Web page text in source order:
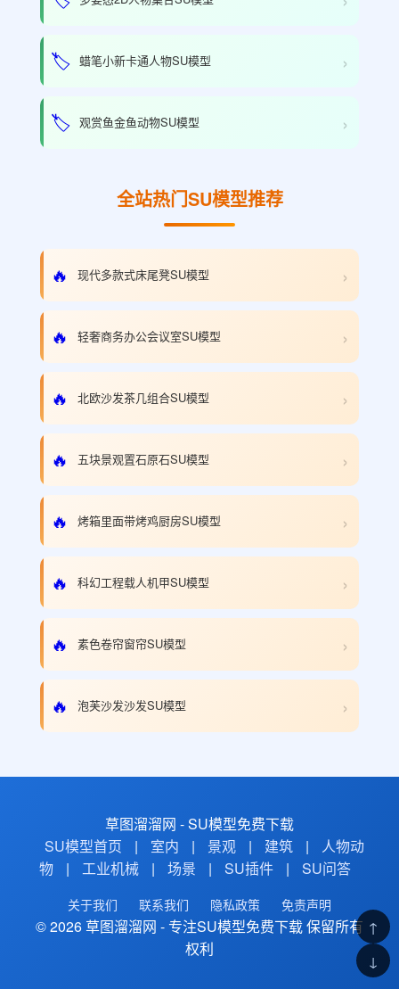
🏷️ 蜡笔小新卡通人物SU模型 ›
🏷️ 观赏鱼金鱼动物SU模型 ›
全站热门SU模型推荐
🔥 现代多款式床尾凳SU模型 ›
🔥 轻奢商务办公会议室SU模型 ›
🔥 北欧沙发茶几组合SU模型 ›
🔥 五块景观置石原石SU模型 ›
🔥 烤箱里面带烤鸡厨房SU模型 ›
🔥 科幻工程载人机甲SU模型 ›
🔥 素色卷帘窗帘SU模型 ›
🔥 泡芙沙发沙发SU模型 ›
草图溜溜网 - SU模型免费下载
SU模型首页
| 室内 | 景观 | 建筑 |
人物动
物
| 工业机械 | 场景 | SU插件 | SU问答
关于我们 联系我们 隐私政策 免责声明
© 2026 草图溜溜网 - 专注SU模型免费下载 保留所有
权利
↑
↓